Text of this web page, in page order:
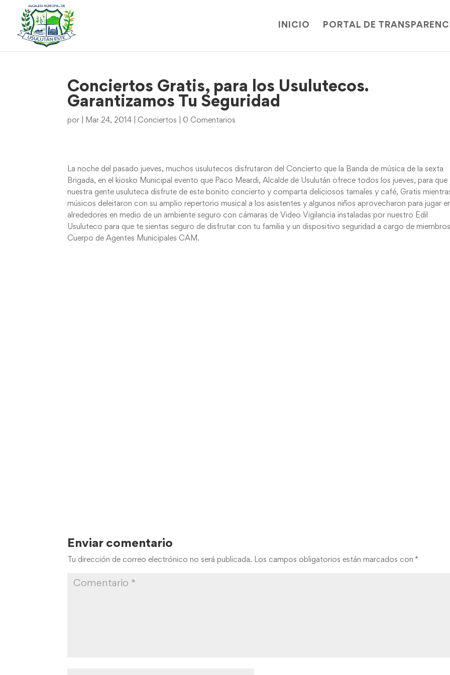
INICIO PORTAL DE
Conciertos Gratis, para los Usulutecos.
Garantizamos Tu Seguridad
por Mar 24, 2014 Conciertos 0 Comentarios
La noche del pasado jueves, muchos usulutecos disfrutaron del Concierto que la Banda de música de la sexta
Brigada, en el kiosko Municipal evento que Paco Meardi, Alcalde de Usulután ofrece todos los jueves, para que
nuestra gente usuluteca disfrute de este bonito concierto y comparta deliciosos tamales y café, Gratis
músicos deleitaron con su amplio repertorio musical a los asistentes y algunos niños aprovecharon para jugar
alrededores en medio de un ambiente seguro con cámaras de Video Vigilancia instaladas por nuestro Edil
Usuluteco para que te sientas seguro de disfrutar con tu familia y un dispositivo seguridad a cargo de
Cuerpo de Agentes Municipales CAM.
Enviar comentario
Tu dirección de correo electrónico no será publicada. Los campos obligatorios están marcados con*